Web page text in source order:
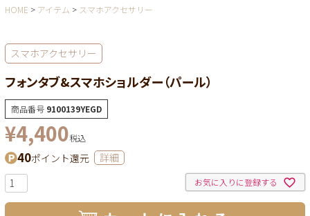
HOME アイテム スマホアクセサリー
スマホアクセサリー
フォンタブ&スマホショルダー（パール）
商品番号 9100139YEGD
¥4,400税込
40ポイント還元 詳細
お気に入りに登録する